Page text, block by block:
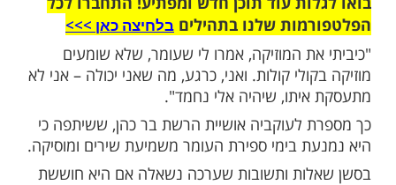
את הרשת: "ספירת העומר אז כיביתי את המוזיקה"
עוד תוכן חדש ומפתיע! התחברו לכל